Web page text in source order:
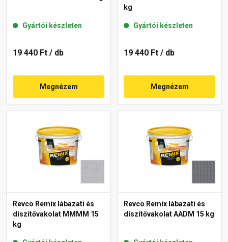
Gyártói készleten
19 440 Ft / db
Megnézem
kg
Gyártói készleten
19 440 Ft / db
Megnézem
Revco Remix lábazati és
díszítővakolat MMMM 15
kg
Revco Remix lábazati és
díszítővakolat AADM 15 kg